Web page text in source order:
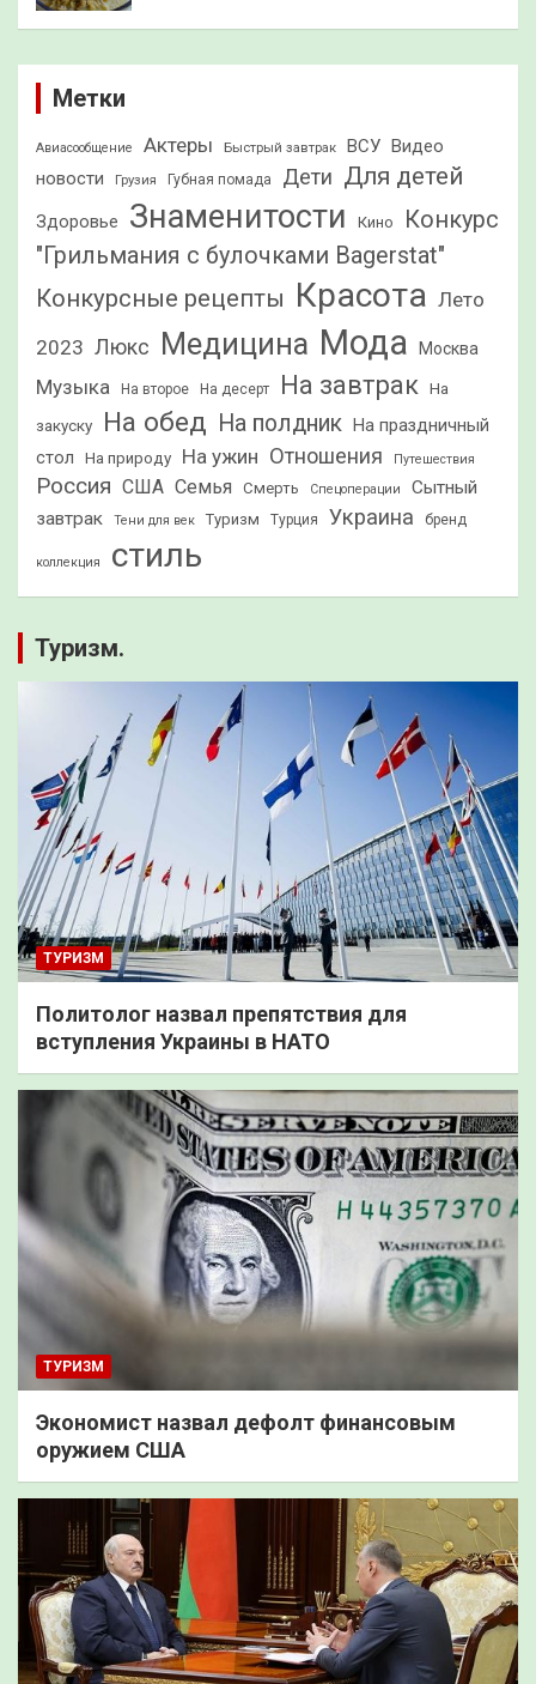
Метки
Авиасообщение Актеры Быстрый завтрак ВСУ Видео
новости
Грузия Губная помада Дети Для детей
Здоровье Знаменитости Кино
Конкурс
"Грильмания с булочками Bagerstat"
Конкурсные рецепты Красота Лето
2023 Люкс Медицина Мода Москва
Музыка На второе На десерт На завтрак На
закуску На обед На полдник На праздничный
стол
На природу На ужин Отношения Путешествия
Россия США Семья Смерть Спецоперации
Сытный
завтрак
Тени для век Туризм Турция Украина бренд
коллекция стиль
Туризм.
ТУРИЗМ
Политолог назвал препятствия для
вступления Украины в НАТО
ТУРИЗМ
Экономист назвал дефолт финансовым
оружием США